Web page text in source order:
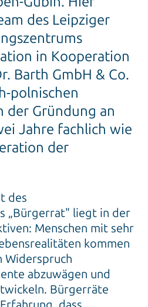
des Leipziger
in Kooperation
Barth GmbH & Co.
polnischen
der Gründung an
Jahre fachlich wie
der
des
„Bürgerrat" liegt in der
Menschen mit sehr
kommen
Widerspruch
abzuwägen und
Bürgerräte